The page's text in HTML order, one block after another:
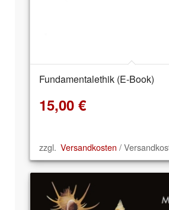
Fundamentalethik (E-Book)
15,00 €
zzgl. Versandkosten /